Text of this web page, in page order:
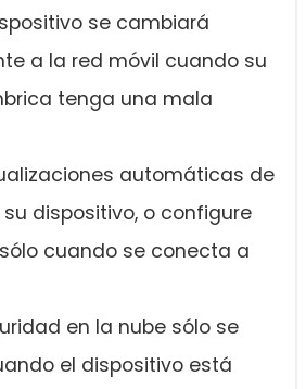
se cambiará
a la red móvil cuando su
tenga una mala
automáticas de
dispositivo, o configure
cuando se conecta a
en la nube sólo se
el dispositivo está